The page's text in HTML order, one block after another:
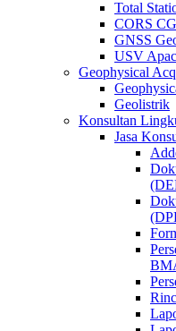
Total
CORS
GNSS
USV
Geophysical
Geolistrik
Konsultan
Jasa